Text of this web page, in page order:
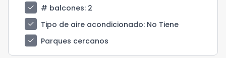
check
# balcones: 2
check
Tipo de aire acondicionado: No Tiene
check
Parques cercanos